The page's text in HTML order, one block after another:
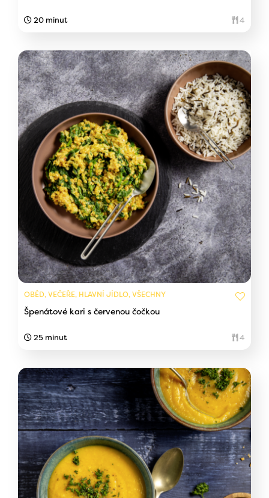
20 minut 4
OBĚD, VEČEŘE, HLAVNÍ JÍDLO, VŠECHNY
Špenátové kari s červenou čočkou
25 minut 4